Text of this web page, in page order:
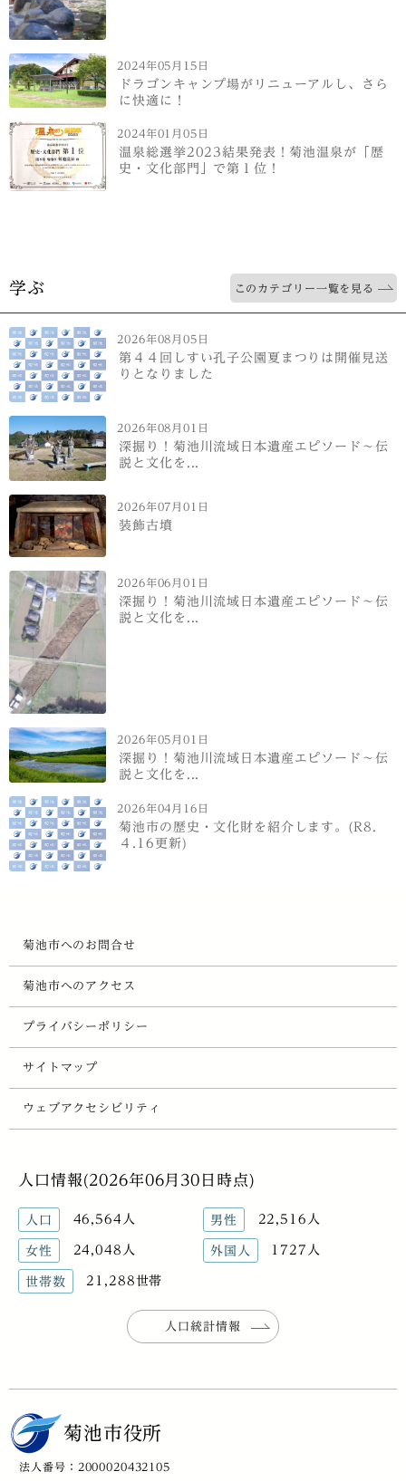
2024年05月15日
ドラゴンキャンプ場がリニューアルし、さら
に快適に！
2024年01月05日
温泉総選挙2023結果発表！菊池温泉が「歴
史・文化部門」で第１位！
学ぶ このカテゴリー一覧を見る
2026年08月05日
第４４回しすい孔子公園夏まつりは開催見送
りとなりました
2026年08月01日
深掘り！菊池川流域日本遺産エピソード～伝
説と文化を...
2026年07月01日
装飾古墳
2026年06月01日
深掘り！菊池川流域日本遺産エピソード～伝
説と文化を...
2026年05月01日
深掘り！菊池川流域日本遺産エピソード～伝
説と文化を...
2026年04月16日
菊池市の歴史・文化財を紹介します。(R8.
４.16更新)
菊池市へのお問合せ
菊池市へのアクセス
プライバシーポリシー
サイトマップ
ウェブアクセシビリティ
人口情報(2026年06月30日時点)
人口 46,564人 男性 22,516人
女性 24,048人 外国人 1727人
世帯数 21,288世帯
人口統計情報
菊池市役所
法人番号：2000020432105